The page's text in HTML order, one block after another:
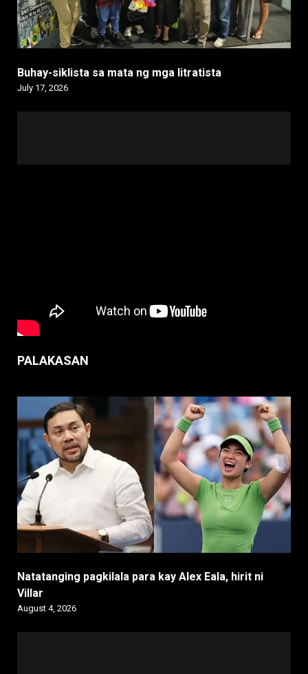
Buhay-siklista sa mata ng mga litratista
July 17, 2026
PALAKASAN
Natatanging pagkilala para kay Alex Eala, hirit ni
Villar
August 4, 2026